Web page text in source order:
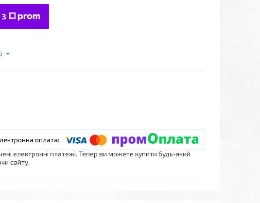
електронні платежі. Тепер ви можете купити будь-який
сайту.